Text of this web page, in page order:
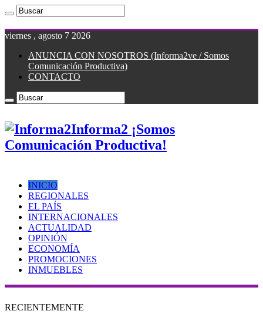
viernes , agosto 7 2026
ANUNCIA CON NOSOTROS (Informa2ve / Somos
Comunicación Productiva)
CONTACTO
Informa2 ¡Somos
Comunicación Productiva!
INICIO
REGIONALES
EL PAÍS
INTERNACIONALES
ACTUALIDAD
OPINIÓN
ECONOMÍA
PROMOCIONES
INMUEBLES
RECIENTEMENTE